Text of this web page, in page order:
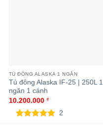
TỦ ĐÔNG ALASKA 1 NGĂN
Tủ đông Alaska IF-25 | 250L 1
ngăn 1 cánh
10.200.000 ₫
2